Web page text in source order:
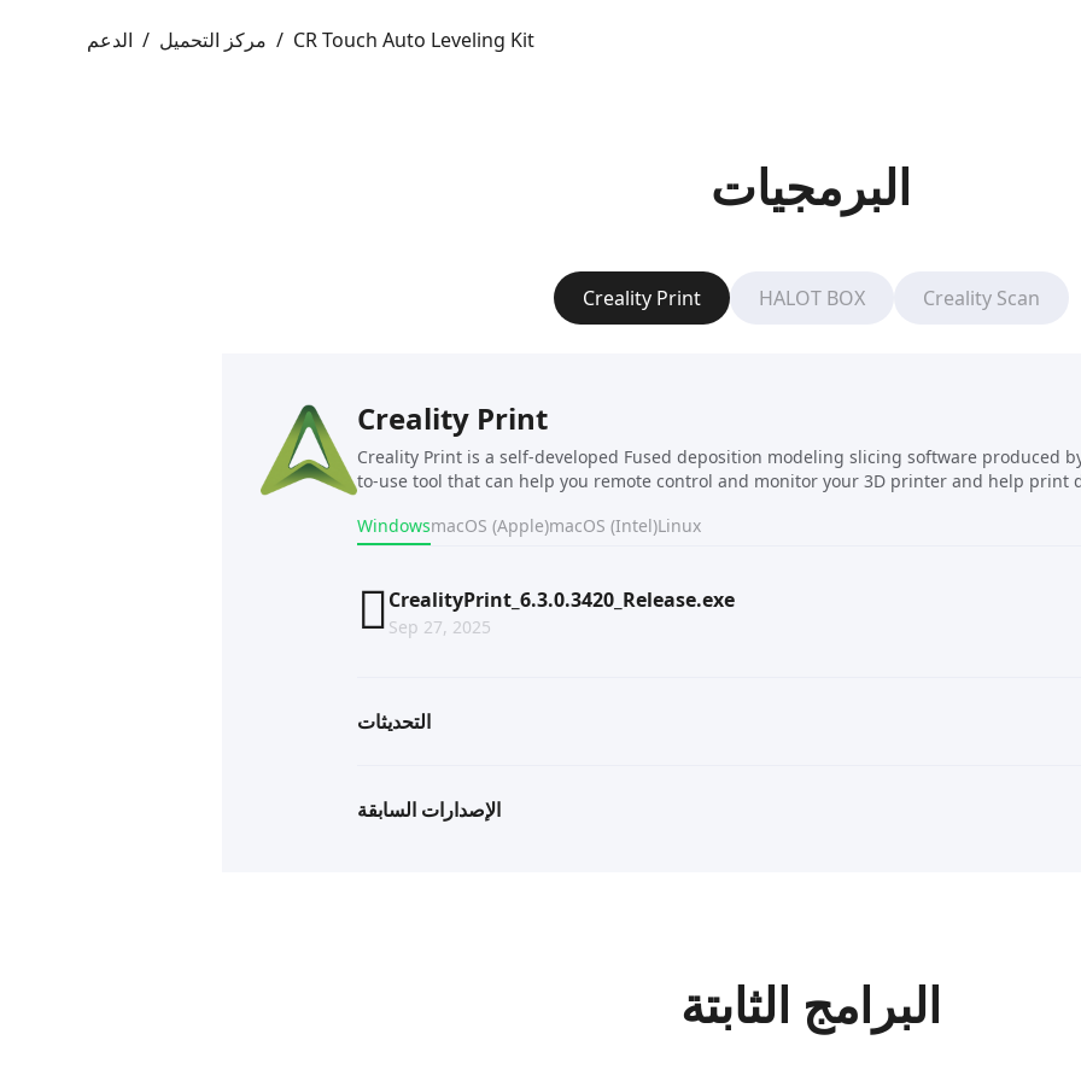
الدعم / مركز التحميل / CR Touch Auto Leveling Kit
البرمجيات
Creality Print HALOT BOX Creality Scan
Creality Print
Creality Print is a self-developed Fused deposition modeling slicing software produced
to-use tool that can help you remote control and monitor your 3D printer and help print
WindowsmacOS (Apple)macOS (Intel)Linux
CrealityPrint_6.3.0.3420_Release.exe
Sep 27, 2025
التحديثات
الإصدارات السابقة
البرامج الثابتة